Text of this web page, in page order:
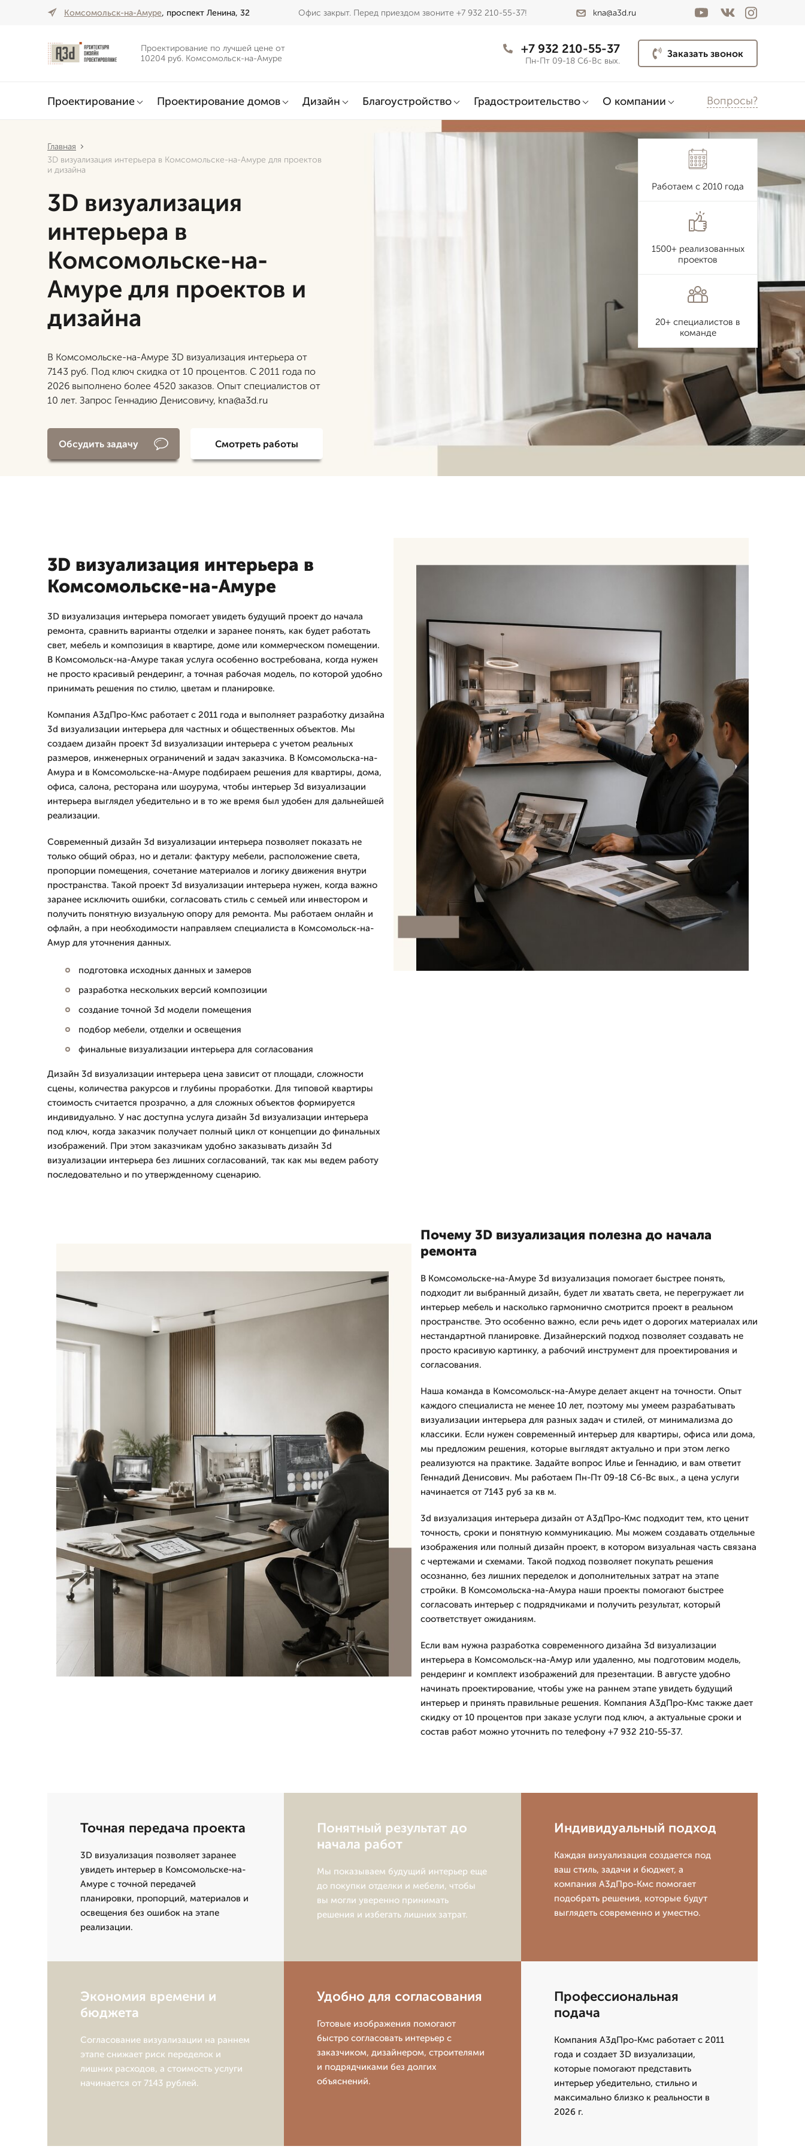
Комсомольск-на-Амуре, проспект Ленина, 32 Офис закрыт. Перед приездом звоните +7 932 210-55-37! kna@a3d.ru
Проектирование по лучшей цене от
10204 руб. Комсомольск-на-Амуре
+7 932 210-55-37
Пн-Пт 09-18 Сб-Вс вых.
Заказать звонок
Проектирование Проектирование домов Дизайн Благоустройство Градостроительство О компании Вопросы?
Главная
3D визуализация интерьера в Комсомольске-на-Амуре для проектов
и дизайна
3D визуализация
интерьера в
Комсомольске-на-
Амуре для проектов и
дизайна
В Комсомольске-на-Амуре 3D визуализация интерьера от
7143 руб. Под ключ скидка от 10 процентов. С 2011 года по
2026 выполнено более 4520 заказов. Опыт специалистов от
10 лет. Запрос Геннадию Денисовичу, kna@a3d.ru
Обсудить задачу Смотреть работы
Работаем с 2010 года
1500+ реализованных
проектов
20+ специалистов в
команде
3D визуализация интерьера в
Комсомольске-на-Амуре
3D визуализация интерьера помогает увидеть будущий проект до начала
ремонта, сравнить варианты отделки и заранее понять, как будет работать
свет, мебель и композиция в квартире, доме или коммерческом помещении.
В Комсомольск-на-Амуре такая услуга особенно востребована, когда нужен
не просто красивый рендеринг, а точная рабочая модель, по которой удобно
принимать решения по стилю, цветам и планировке.
Компания А3дПро-Кмс работает с 2011 года и выполняет разработку дизайна
3d визуализации интерьера для частных и общественных объектов. Мы
создаем дизайн проект 3d визуализации интерьера с учетом реальных
размеров, инженерных ограничений и задач заказчика. В Комсомольска-на-
Амура и в Комсомольске-на-Амуре подбираем решения для квартиры, дома,
офиса, салона, ресторана или шоурума, чтобы интерьер 3d визуализации
интерьера выглядел убедительно и в то же время был удобен для дальнейшей
реализации.
Современный дизайн 3d визуализации интерьера позволяет показать не
только общий образ, но и детали: фактуру мебели, расположение света,
пропорции помещения, сочетание материалов и логику движения внутри
пространства. Такой проект 3d визуализации интерьера нужен, когда важно
заранее исключить ошибки, согласовать стиль с семьей или инвестором и
получить понятную визуальную опору для ремонта. Мы работаем онлайн и
офлайн, а при необходимости направляем специалиста в Комсомольск-на-
Амур для уточнения данных.
подготовка исходных данных и замеров
разработка нескольких версий композиции
создание точной 3d модели помещения
подбор мебели, отделки и освещения
финальные визуализации интерьера для согласования
Дизайн 3d визуализации интерьера цена зависит от площади, сложности
сцены, количества ракурсов и глубины проработки. Для типовой квартиры
стоимость считается прозрачно, а для сложных объектов формируется
индивидуально. У нас доступна услуга дизайн 3d визуализации интерьера
под ключ, когда заказчик получает полный цикл от концепции до финальных
изображений. При этом заказчикам удобно заказывать дизайн 3d
визуализации интерьера без лишних согласований, так как мы ведем работу
последовательно и по утвержденному сценарию.
Почему 3D визуализация полезна до начала
ремонта
В Комсомольске-на-Амуре 3d визуализация помогает быстрее понять,
подходит ли выбранный дизайн, будет ли хватать света, не перегружает ли
интерьер мебель и насколько гармонично смотрится проект в реальном
пространстве. Это особенно важно, если речь идет о дорогих материалах или
нестандартной планировке. Дизайнерский подход позволяет создавать не
просто красивую картинку, а рабочий инструмент для проектирования и
согласования.
Наша команда в Комсомольск-на-Амуре делает акцент на точности. Опыт
каждого специалиста не менее 10 лет, поэтому мы умеем разрабатывать
визуализации интерьера для разных задач и стилей, от минимализма до
классики. Если нужен современный интерьер для квартиры, офиса или дома,
мы предложим решения, которые выглядят актуально и при этом легко
реализуются на практике. Задайте вопрос Илье и Геннадию, и вам ответит
Геннадий Денисович. Мы работаем Пн-Пт 09-18 Сб-Вс вых., а цена услуги
начинается от 7143 руб за кв м.
3d визуализация интерьера дизайн от А3дПро-Кмс подходит тем, кто ценит
точность, сроки и понятную коммуникацию. Мы можем создавать отдельные
изображения или полный дизайн проект, в котором визуальная часть связана
с чертежами и схемами. Такой подход позволяет покупать решения
осознанно, без лишних переделок и дополнительных затрат на этапе
стройки. В Комсомольска-на-Амура наши проекты помогают быстрее
согласовать интерьер с подрядчиками и получить результат, который
соответствует ожиданиям.
Если вам нужна разработка современного дизайна 3d визуализации
интерьера в Комсомольск-на-Амур или удаленно, мы подготовим модель,
рендеринг и комплект изображений для презентации. В августе удобно
начинать проектирование, чтобы уже на раннем этапе увидеть будущий
интерьер и принять правильные решения. Компания А3дПро-Кмс также дает
скидку от 10 процентов при заказе услуги под ключ, а актуальные сроки и
состав работ можно уточнить по телефону +7 932 210-55-37.
Точная передача проекта
3D визуализация позволяет заранее
увидеть интерьер в Комсомольске-на-
Амуре с точной передачей
планировки, пропорций, материалов и
освещения без ошибок на этапе
реализации.
Понятный результат до
начала работ
Мы показываем будущий интерьер еще
до покупки отделки и мебели, чтобы
вы могли уверенно принимать
решения и избегать лишних затрат.
Индивидуальный подход
Каждая визуализация создается под
ваш стиль, задачи и бюджет, а
компания А3дПро-Кмс помогает
подобрать решения, которые будут
выглядеть современно и уместно.
Экономия времени и
бюджета
Согласование визуализации на раннем
этапе снижает риск переделок и
лишних расходов, а стоимость услуги
начинается от 7143 рублей.
Удобно для согласования
Готовые изображения помогают
быстро согласовать интерьер с
заказчиком, дизайнером, строителями
и подрядчиками без долгих
объяснений.
Профессиональная
подача
Компания А3дПро-Кмс работает с 2011
года и создает 3D визуализации,
которые помогают представить
интерьер убедительно, стильно и
максимально близко к реальности в
2026 г.